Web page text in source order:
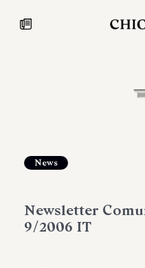
News
Newsletter
9/2006 IT